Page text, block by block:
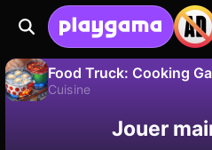
Food Truck: Cooking
Cuisine
progression !
Jouer